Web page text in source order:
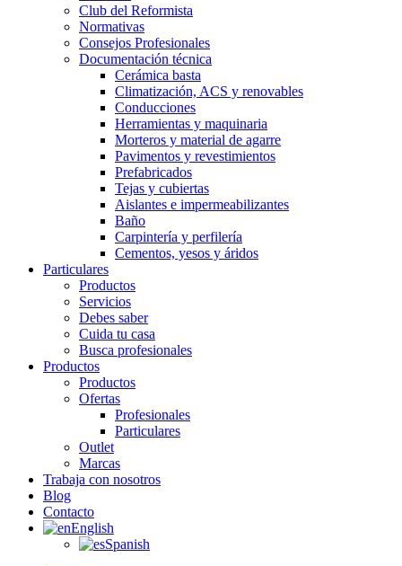
Club del Reformista
Normativas
Consejos Profesionales
Documentación técnica
Cerámica basta
Climatización, ACS y renovables
Conducciones
Herramientas y maquinaria
Morteros y material de agarre
Pavimentos y revestimientos
Prefabricados
Tejas y cubiertas
Aislantes e impermeabilizantes
Baño
Carpintería y perfilería
Cementos, yesos y áridos
Particulares
Productos
Servicios
Debes saber
Cuida tu casa
Busca profesionales
Productos
Productos
Ofertas
Profesionales
Particulares
Outlet
Marcas
Trabaja con nosotros
Blog
Contacto
English
Spanish